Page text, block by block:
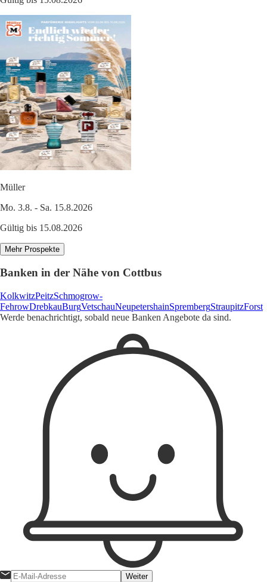
Müller
Mo. 3.8. - Sa. 15.8.2026
Gültig bis 15.08.2026
Mehr Prospekte
Banken in der Nähe von Cottbus
KolkwitzPeitzSchmogrow-
FehrowDrebkauBurgVetschauNeupetershainSprembergStraupitzForst
Werde benachrichtigt, sobald neue Banken Angebote da sind.
Weiter